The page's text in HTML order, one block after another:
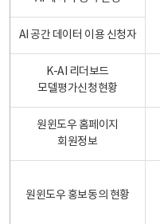
AI 공간 데이터 이용 신청자
K-AI 리더보드
모델평가신청현황
원윈도우 홈페이지
회원정보
원윈도우 홍보동의 현황